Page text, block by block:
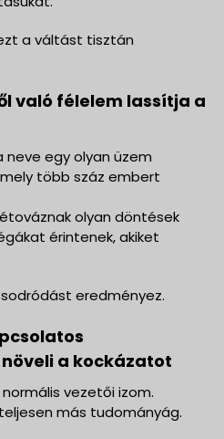
a váltást tisztán
való félelem lassítja a
neve egy olyan üzem
több száz embert
olyan döntések
érintenek, akiket
eredményez.
a kockázatot
vezetői izom.
más tudományág.